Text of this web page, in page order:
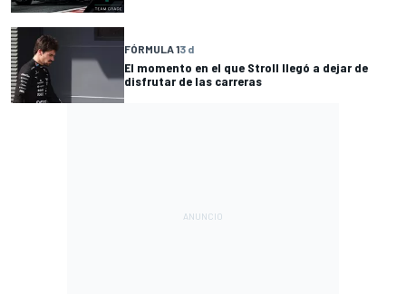
FÓRMULA 13 d
El momento en el que Stroll llegó a dejar de
disfrutar de las carreras